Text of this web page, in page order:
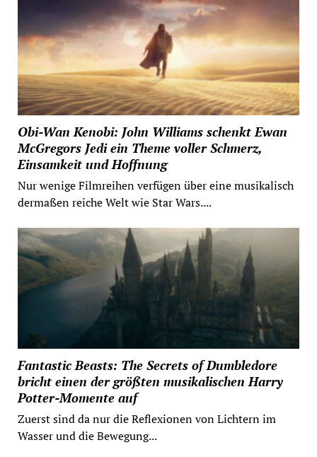
Obi-Wan Kenobi: John Williams schenkt Ewan
McGregors Jedi ein Theme voller Schmerz,
Einsamkeit und Hoffnung
Nur wenige Filmreihen verfügen über eine musikalisch
dermaßen reiche Welt wie Star Wars....
Fantastic Beasts: The Secrets of Dumbledore
bricht einen der größten musikalischen Harry
Potter-Momente auf
Zuerst sind da nur die Reflexionen von Lichtern im
Wasser und die Bewegung...